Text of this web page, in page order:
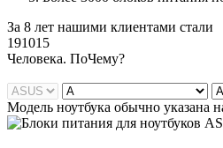
За 8 лет нашими клиентами стали
191015
Человека. ПоЧему?
Модель ноутбука обычно указана